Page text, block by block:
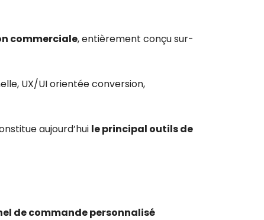
commerciale, entièrement conçu sur-
UX/UI orientée conversion,
aujourd’hui le principal outils de
de commande personnalisé